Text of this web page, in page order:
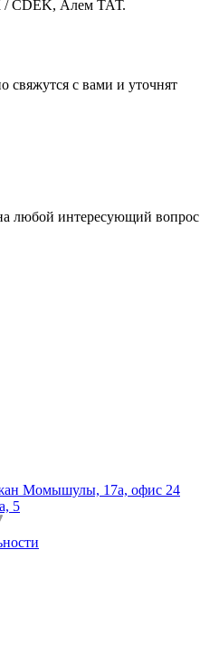
/ CDEK, Алем ТАТ.
свяжутся с вами и уточнят
любой интересующий вопрос
Момышулы, 17а, офис 24
5